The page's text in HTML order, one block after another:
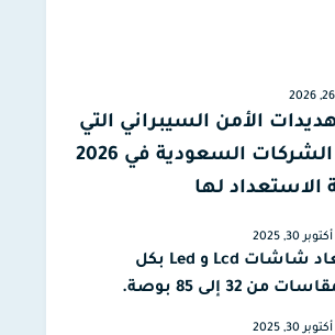
الأمن السيبراني التي
تواجه الشركات السعودية في 2026
الاستعداد لها
أكتوبر 30, 2025
أبعاد شاشات Lcd و Led بكل
من 32 إلى 85 بوصة.
أكتوبر 30, 2025